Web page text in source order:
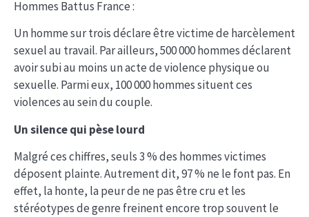
Hommes Battus France :
Un homme sur trois déclare être victime de harcèlement
sexuel au travail. Par ailleurs, 500 000 hommes déclarent
avoir subi au moins un acte de violence physique ou
sexuelle. Parmi eux, 100 000 hommes situent ces
violences au sein du couple.
Un silence qui pèse lourd
Malgré ces chiffres, seuls 3 % des hommes victimes
déposent plainte. Autrement dit, 97 % ne le font pas. En
effet, la honte, la peur de ne pas être cru et les
stéréotypes de genre freinent encore trop souvent le